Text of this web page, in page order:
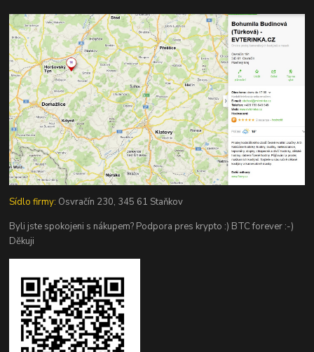
Sídlo firmy: Osvračín 230, 345 61 Staňkov
Byli jste spokojeni s nákupem? Podpora pres krypto :) BTC forever :-)
Děkuji